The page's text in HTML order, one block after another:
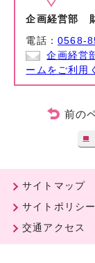
企画経営部
電話：0568-
企画経営
ームをご利用
前の
サイトマップ
サイトポリシー
交通アクセス